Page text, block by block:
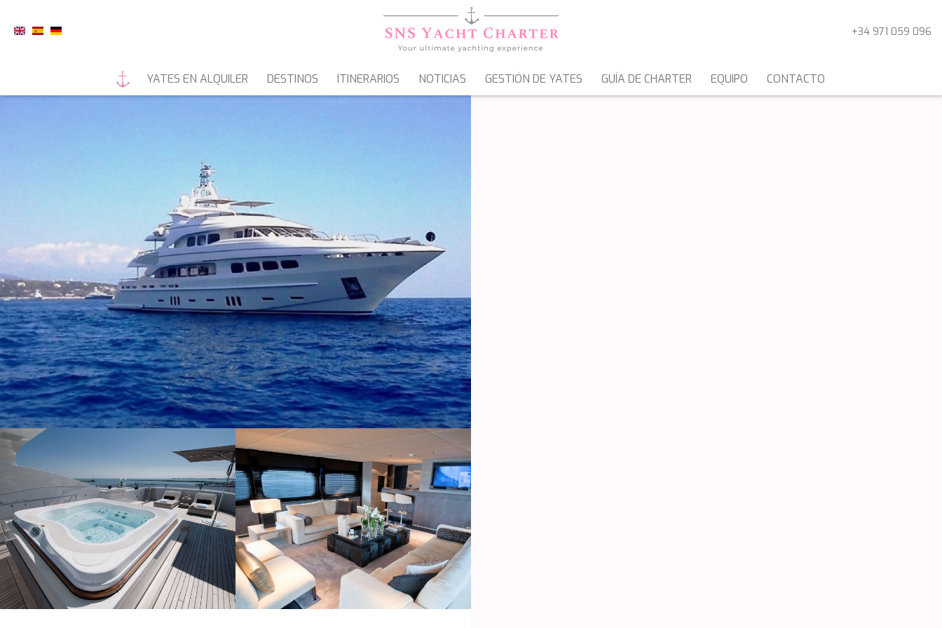
+34 971 059 096
YATES EN ALQUILER
YATES A MOTOR VELEROS GOLETAS & MOTOVELEROS CATAMARANES
DESTINOS ITINERARIOS NOTICIAS GESTIÓN DE YATES GUÍA DE CHARTER EQUIPO CONTACTO
Modificar cookies
Técnicas y funcionales
Este sitio web utiliza Cookies propias para recopilar información con la finalidad de
mejorar nuestros servicios. Si continua navegando, supone la aceptación de la
instalación de las mismas. El usuario tiene la posibilidad de configurar su navegador
pudiendo, si así lo desea, impedir que sean instaladas en su disco duro, aunque
deberá tener en cuenta que dicha acción podrá ocasionar dificultades de navegación